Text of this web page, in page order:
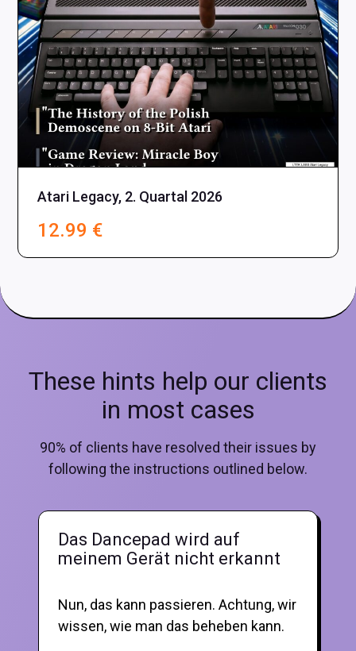
Atari Legacy, 2. Quartal 2026
12.99 €
These hints help our clients
in most cases
90% of clients have resolved their issues by
following the instructions outlined below.
Das Dancepad wird auf
meinem Gerät nicht erkannt
Nun, das kann passieren. Achtung, wir
wissen, wie man das beheben kann.